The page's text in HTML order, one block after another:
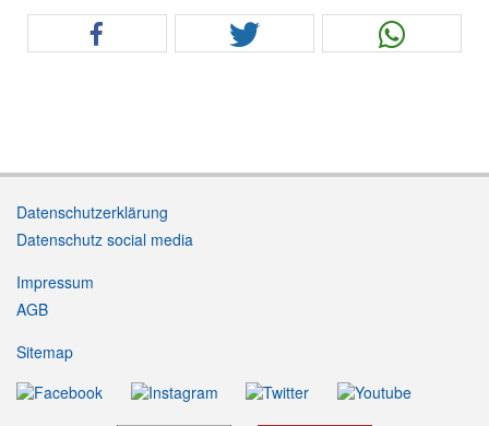
Datenschutzerklärung
Datenschutz social media
Impressum
AGB
Sitemap